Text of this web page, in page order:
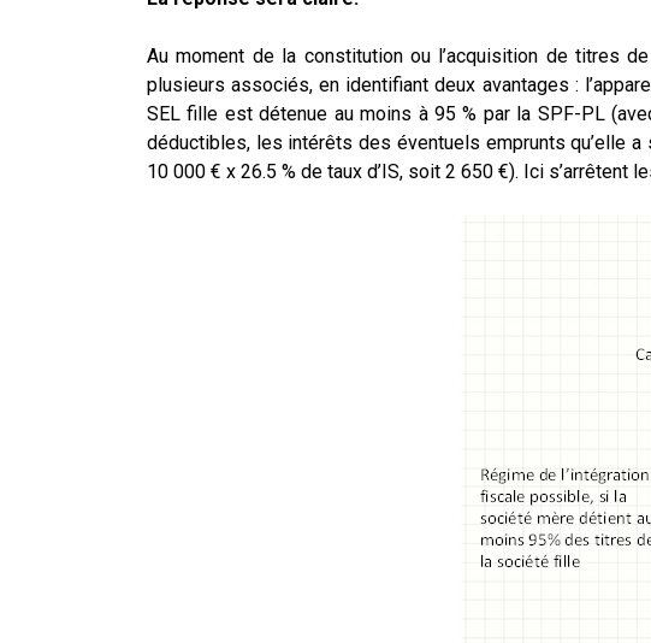
Au moment de la constitution ou l’acquisition de titres
plusieurs associés, en identifiant deux avantages :
SEL fille est détenue au moins à 95 % par la SPF-PL
déductibles, les intérêts des éventuels emprunts qu’elle
10 000 € x 26.5 % de taux d’IS, soit 2 650 €). Ici